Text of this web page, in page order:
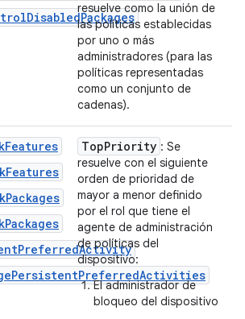
resuelve como la unión de
las políticas establecidas
por uno o más
administradores (para las
políticas representadas
como un conjunto de
cadenas).
TopPriority : Se
resuelve con el siguiente
orden de prioridad de
mayor a menor definido
por el rol que tiene el
agente de administración
de políticas del
dispositivo:
El administrador de
bloqueo del dispositivo